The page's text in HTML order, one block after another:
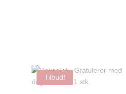
Tilbud!